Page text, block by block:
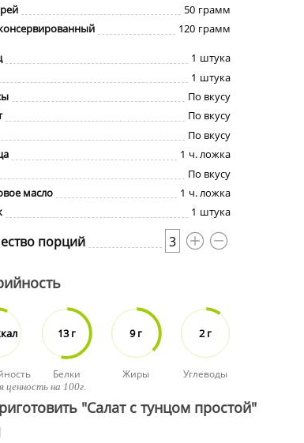
50 грамм
120 грамм
1 штука
1 штука
По вкусу
По вкусу
По вкусу
1 ч. ложка
По вкусу
масло
1 ч. ложка
1 штука
порций 3
13 г
Белки
9 г
Жиры
2 г
Углеводы
ценность на 100г.
"Салат с тунцом простой"